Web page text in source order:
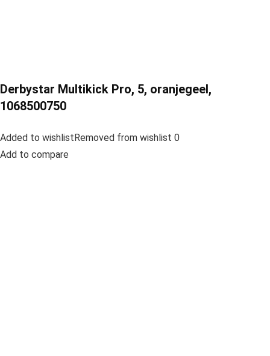
Derbystar Multikick Pro, 5, oranjegeel,
1068500750
Added to wishlistRemoved from wishlist 0
Add to compare